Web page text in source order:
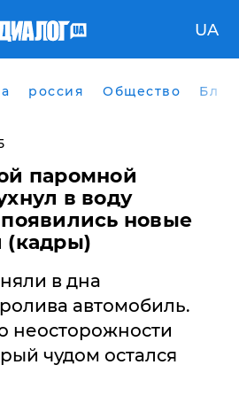
UA
россия Общество
паромной
в воду
новые
(кадры)
в дна
автомобиль.
неосторожности
чудом остался